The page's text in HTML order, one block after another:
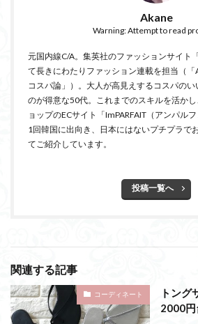
Akane
Warning: Attempt to read
元国内線C/A。集英社のファッションサイト
て長きにわたりファッション連載を担当（
コスパ論」）。大人が高見えするコスパの
のが得意な50代。これまでのスキルを活か
ョップのECサイト「ImPARFAIT（アンパル
1回韓国に出向き、日本にはないプチプラで
てご紹介しています。
投稿一覧へ
関連する記事
コーディネート
トング
2000円